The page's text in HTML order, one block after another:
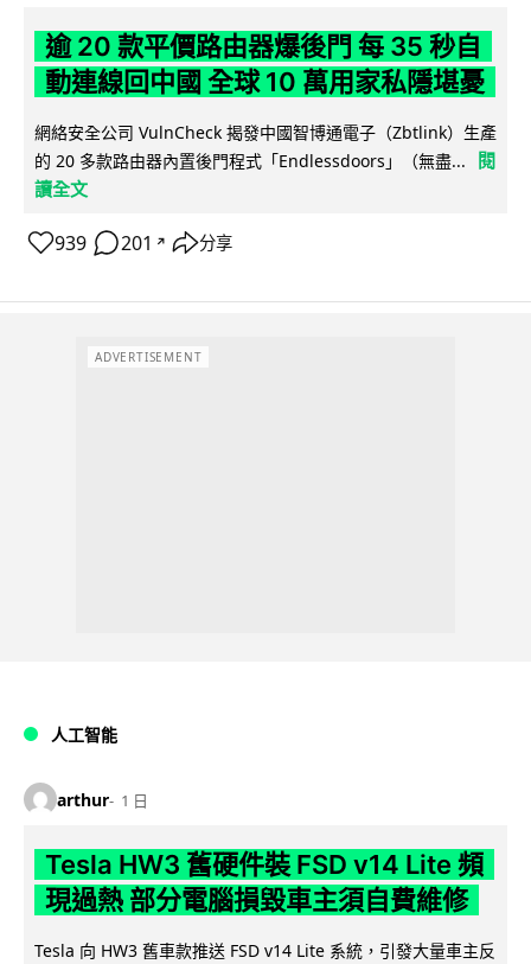
逾 20 款平價路由器爆後門 每 35 秒自
動連線回中國 全球 10 萬用家私隱堪憂
網絡安全公司 VulnCheck 揭發中國智博通電子（Zbtlink）生產
的 20 多款路由器內置後門程式「Endlessdoors」（無盡...
閱
讀全文
939 201 ↗ 分享
ADVERTISEMENT
人工智能
arthur 1 日
Tesla HW3 舊硬件裝 FSD v14 Lite 頻
現過熱 部分電腦損毀車主須自費維修
Tesla 向 HW3 舊車款推送 FSD v14 Lite 系統，引發大量車主反